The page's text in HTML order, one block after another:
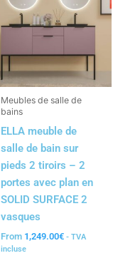
Meubles de salle de
bains
ELLA meuble de
salle de bain sur
pieds 2 tiroirs – 2
portes avec plan en
SOLID SURFACE 2
vasques
From 1,249.00€ - TVA
incluse